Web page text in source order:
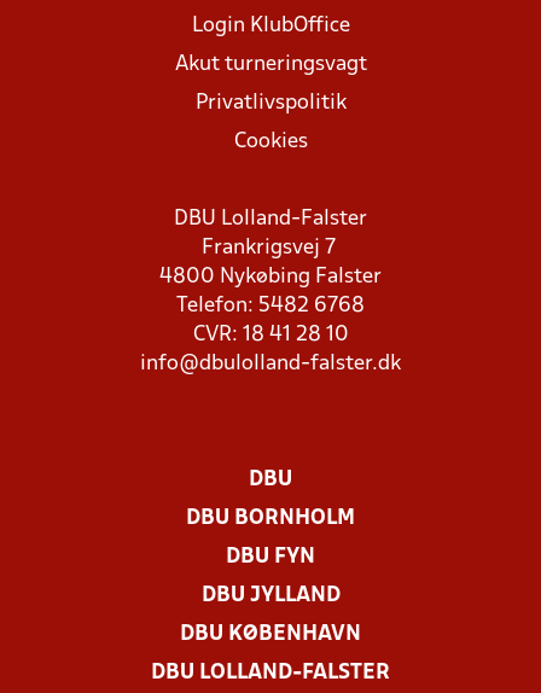
Login KlubOffice
Akut turneringsvagt
Privatlivspolitik
Cookies
DBU Lolland-Falster
Frankrigsvej 7
4800 Nykøbing Falster
Telefon: 5482 6768
CVR: 18 41 28 10
info@dbulolland-falster.dk
DBU
DBU BORNHOLM
DBU FYN
DBU JYLLAND
DBU KØBENHAVN
DBU LOLLAND-FALSTER